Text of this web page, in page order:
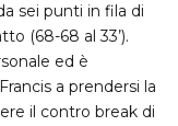
sei punti in fila di
(68-68 al 33’).
ed è
a prendersi la
il contro break di